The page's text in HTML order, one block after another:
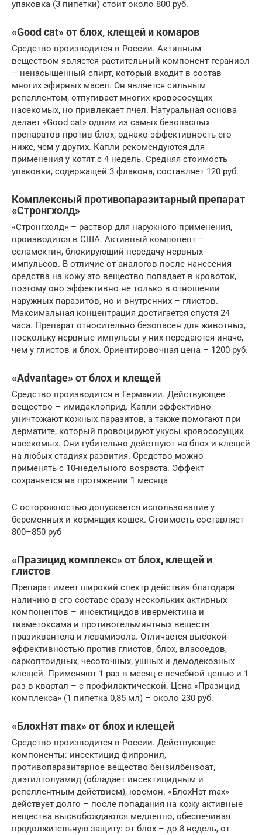
упаковка (3 пипетки) стоит около 800 руб.
«Good cat» от блох, клещей и комаров
Средство производится в России. Активным
веществом является растительный компонент гераниол
– ненасыщенный спирт, который входит в состав
многих эфирных масел. Он является сильным
репеллентом, отпугивает многих кровососущих
насекомых, но привлекает пчел. Натуральная основа
делает «Good cat» одним из самых безопасных
препаратов против блох, однако эффективность его
ниже, чем у других. Капли рекомендуются для
применения у котят с 4 недель. Средняя стоимость
упаковки, содержащей 3 флакона, составляет 120 руб.
Комплексный противопаразитарный препарат
«Стронгхолд»
«Стронгхолд» – раствор для наружного применения,
производится в США. Активный компонент –
селамектин, блокирующий передачу нервных
импульсов. В отличие от аналогов после нанесения
средства на кожу это вещество попадает в кровоток,
поэтому оно эффективно не только в отношении
наружных паразитов, но и внутренних – глистов.
Максимальная концентрация достигается спустя 24
часа. Препарат относительно безопасен для животных,
поскольку нервные импульсы у них передаются иначе,
чем у глистов и блох. Ориентировочная цена – 1200 руб.
«Аdvantage» от блох и клещей
Средство производится в Германии. Действующее
вещество – имидаклоприд. Капли эффективно
уничтожают кожных паразитов, а также помогают при
дерматите, который провоцируют укусы кровососущих
насекомых. Они губительно действуют на блох и клещей
на любых стадиях развития. Средство можно
применять с 10-недельного возраста. Эффект
сохраняется на протяжении 1 месяца
С осторожностью допускается использование у
беременных и кормящих кошек. Стоимость составляет
800–850 руб
«Празицид комплекс» от блох, клещей и
глистов
Препарат имеет широкий спектр действия благодаря
наличию в его составе сразу нескольких активных
компонентов – инсектицидов ивермектина и
тиаметоксама и противогельминтных веществ
празиквантела и левамизола. Отличается высокой
эффективностью против глистов, блох, власоедов,
саркоптоидных, чесоточных, ушных и демодекозных
клещей. Применяют 1 раз в месяц с лечебной целью и 1
раз в квартал – с профилактической. Цена «Празицид
комплекса» (1 пипетка 0,85 мл) – около 230 руб.
«БлохНэт max» от блох и клещей
Средство производится в России. Действующие
компоненты: инсектицид фипронил,
противопаразитарное вещество бензилбензоат,
диэтилтолуамид (обладает инсектицидным и
репеллентным действием), ювемон. «БлохНэт max»
действует долго – после попадания на кожу активные
вещества высвобождаются медленно, обеспечивая
продолжительную защиту: от блох – до 8 недель, от